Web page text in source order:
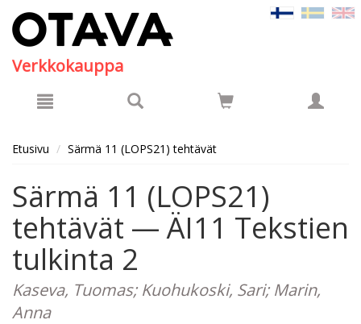
Verkkokauppa
Etusivu Särmä 11 (LOPS21) tehtävät
Särmä 11 (LOPS21)
tehtävät — ÄI11 Tekstien
tulkinta 2
Kaseva, Tuomas; Kuohukoski, Sari; Marin,
Anna